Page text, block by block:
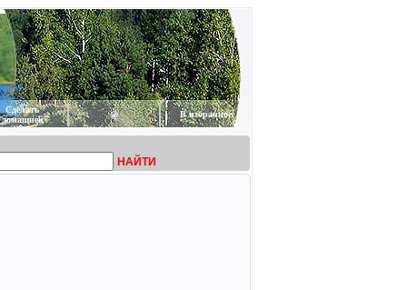
Сделать
домашней
@ В избранное
НАЙТИ